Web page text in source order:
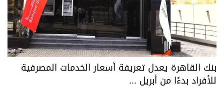
بنك القاهرة يعدل تعريفة أسعار الخدمات المصرفية
للأفراد بدءًا من أبريل ...